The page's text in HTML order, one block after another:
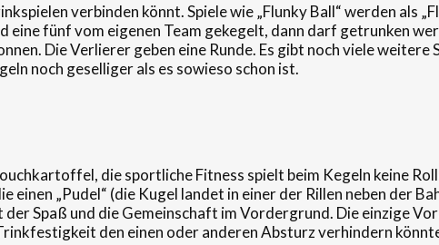
verbinden könnt. Spiele wie „Flunky Ball“ werden als
fünf vom eigenen Team gekegelt, dann darf getrunken
Die Verlierer geben eine Runde. Es gibt noch viele weitere
noch geselliger als es sowieso schon ist.
die sportliche Fitness spielt beim Kegeln keine
„Pudel“ (die Kugel landet in einer der Rillen neben der
Spaß und die Gemeinschaft im Vordergrund. Die einzige
den einen oder anderen Absturz verhindern